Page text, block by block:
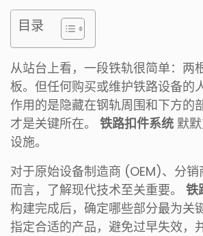
目录
从站台上看，一段铁轨很简单：两
板。但任何购买或维护铁路设备的
作用的是隐藏在钢轨周围和下方的
才是关键所在。 铁路扣件系统 默
设施。
对于原始设备制造商 (OEM)、分
而言，了解现代技术至关重要。 铁
构建完成后，确定哪些部分最为关
指定合适的产品，避免过早失效，